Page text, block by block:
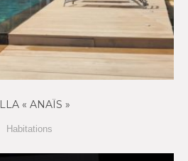
« ANAÏS »
Habitations